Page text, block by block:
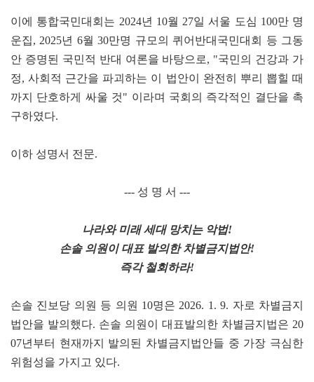
이에 통합국민대회는 2024년 10월 27일 서울 도심 100만 명
운집, 2025년 6월 30만명 규모의 퀴어반대국민대회 등 그동
안 증명된 국민적 반대 여론을 바탕으로, "국민의 건강과 가
정, 사회적 근간을 파괴하는 이 법안이 완전히 뿌리 뽑힐 때
까지 단호하게 싸울 것" 이라며 국회의 즉각적인 결단을 촉
구하였다.
이하 성명서 전문.
--- 성 명 서 ---
나라와 미래 세대 망치는 악법!
손솔 의원이 대표 발의한 차별금지법안!
즉각 철회하라!
손솔 진보당 의원 등 의원 10명은 2026. 1. 9. 자로 차별금지
법안을 발의했다. 손솔 의원이 대표발의한 차별금지법은 20
07년부터 현재까지 발의된 차별금지법안들 중 가장 극심한
위험성을 가지고 있다.